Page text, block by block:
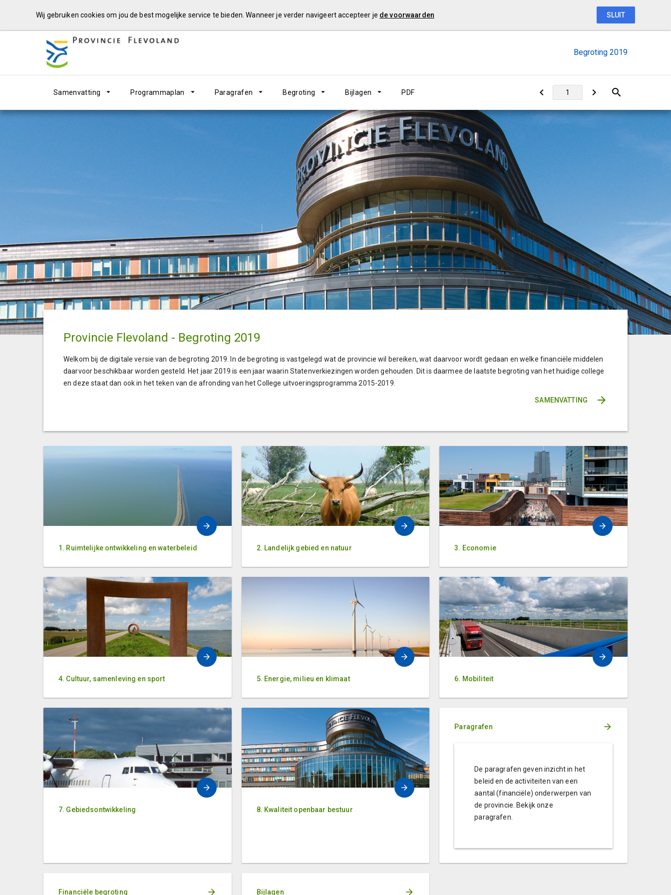
Begroting 2019
Samenvatting Programmaplan Paragrafen Begroting Bijlagen PDF
Provincie Flevoland - Begroting 2019
Welkom bij de digitale versie van de begroting 2019. In de begroting is vastgelegd wat de provincie wil bereiken, wat daarvoor wordt gedaan en welke financiële middelen
daarvoor beschikbaar worden gesteld. Het jaar 2019 is een jaar waarin Statenverkiezingen worden gehouden. Dit is daarmee de laatste begroting van het huidige college
en deze staat dan ook in het teken van de afronding van het College uitvoeringsprogramma 2015-2019.
SAMENVATTING
1. Ruimtelijke ontwikkeling en waterbeleid 2. Landelijk gebied en natuur 3. Economie
4. Cultuur, samenleving en sport 5. Energie, milieu en klimaat 6. Mobiliteit
7. Gebiedsontwikkeling 8. Kwaliteit openbaar bestuur
Paragrafen
De paragrafen geven inzicht in het
beleid en de activiteiten van een
aantal (financiële) onderwerpen van
de provincie. Bekijk onze
paragrafen.
Financiële begroting Bijlagen
Wij gebruiken cookies om jou de best mogelijke service te bieden. Wanneer je verder navigeert accepteer je de voorwaarden SLUIT